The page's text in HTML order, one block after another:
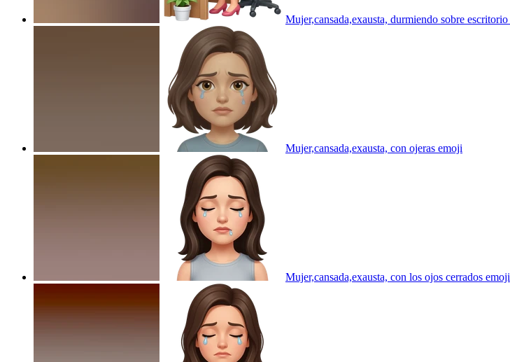
Mujer,cansada,exausta, durmiendo sobre escritorio
Mujer,cansada,exausta, con ojeras emoji
Mujer,cansada,exausta, con los ojos cerrados emoji